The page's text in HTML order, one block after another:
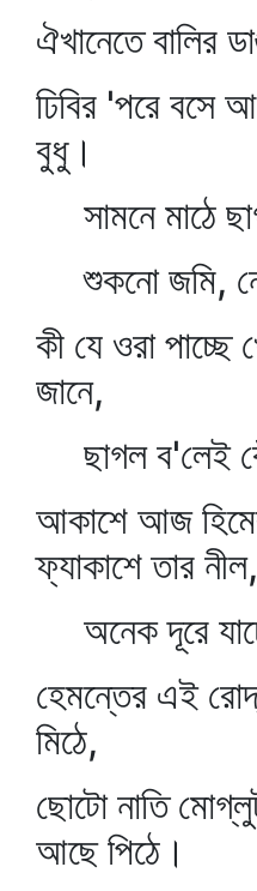
ঐখানেতে বালির
ঢিবির 'পরে বসে
বুধু।
সামনে মাঠে
শুকনো জমি,
কী যে ওরা পাচ্ছে
জানে,
ছাগল ব'লেই
আকাশে আজ
ফ্যাকাশে তার নীল,
অনেক দূরে
হেমন্তের এই
মিঠে,
ছোটো নাতি
আছে পিঠে।